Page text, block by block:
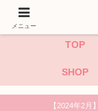
小型犬・猫
TOP
SHOP
【2024年2
メニュー